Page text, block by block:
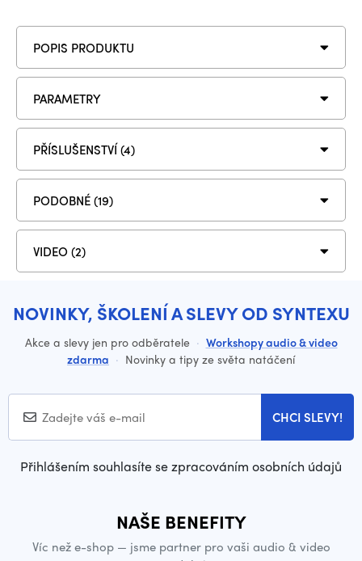
POPIS PRODUKTU
PARAMETRY
PŘÍSLUŠENSTVÍ (4)
PODOBNÉ (19)
VIDEO (2)
NOVINKY, ŠKOLENÍ A SLEVY OD SYNTEXU
Akce a slevy jen pro odběratele · Workshopy audio & video
zdarma · Novinky a tipy ze světa natáčení
CHCI SLEVY!
Přihlášením souhlasíte se zpracováním osobních údajů
NAŠE BENEFITY
Víc než e-shop — jsme partner pro vaši audio & video